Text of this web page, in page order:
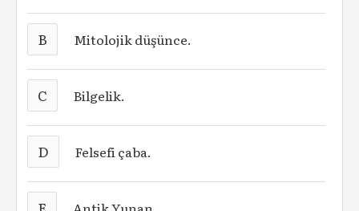
B Mitolojik düşünce.
C Bilgelik.
D Felsefi çaba.